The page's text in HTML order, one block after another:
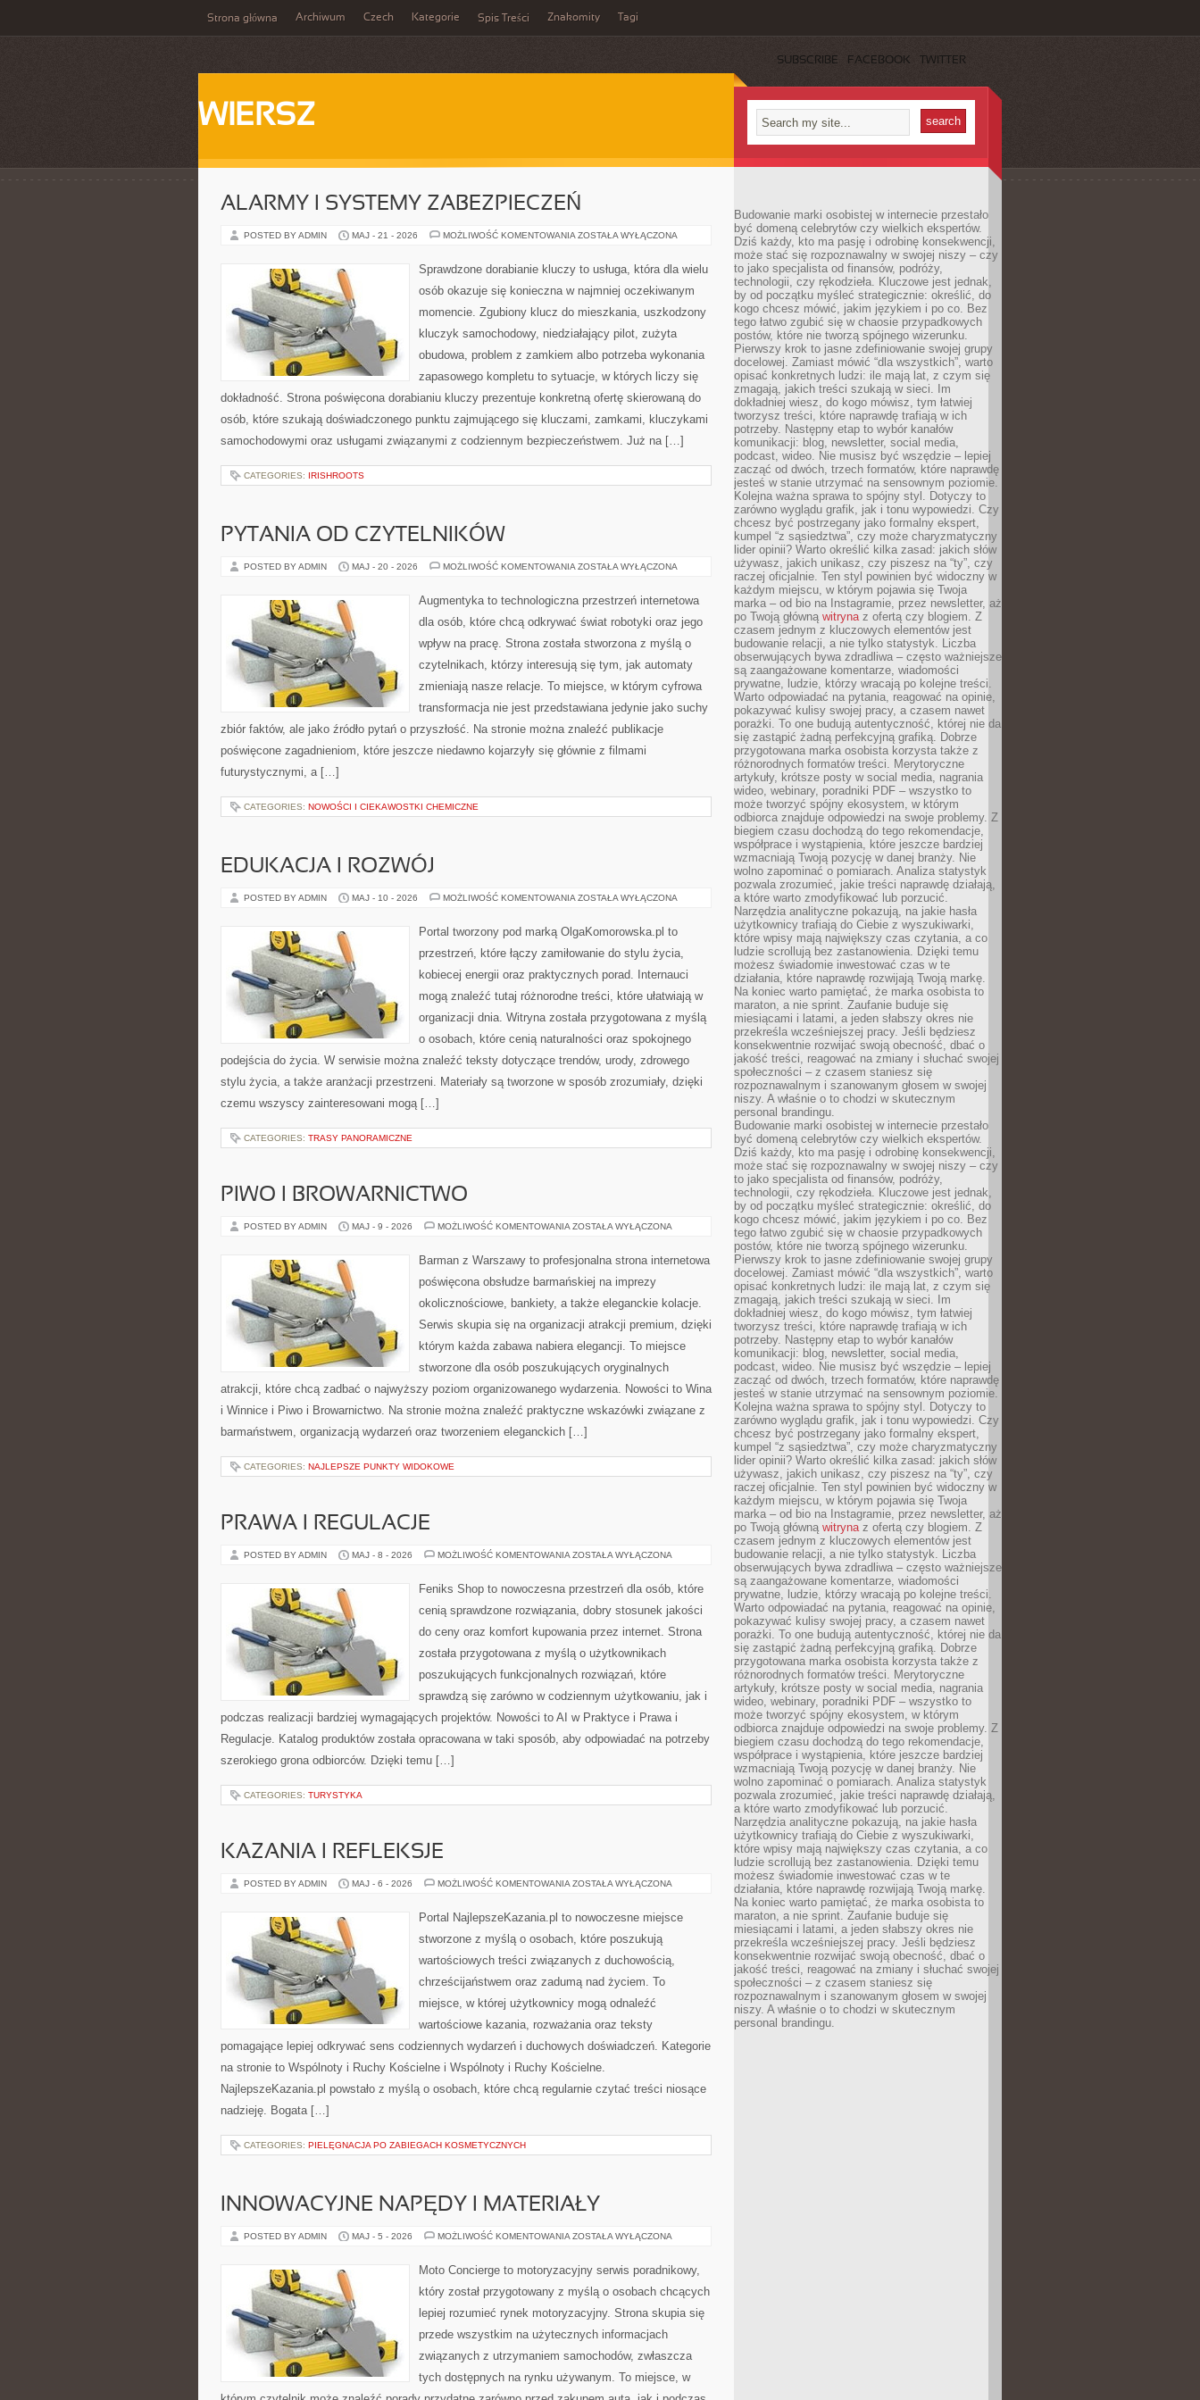
Strona główna Archiwum Czech Kategorie Spis Treści Znakomity Tagi
SUBSCRIBE FACEBOOK TWITTER
WIERSZ
ALARMY I SYSTEMY ZABEZPIECZEŃ
POSTED BY ADMIN MAJ - 21 - 2026 MOŻLIWOŚĆ KOMENTOWANIA ALARMY
ZABEZPIECZEŃ
ZOSTAŁA WYŁĄCZONA
Sprawdzone dorabianie kluczy to usługa, która dla wielu
osób okazuje się konieczna w najmniej oczekiwanym
momencie. Zgubiony klucz do mieszkania, uszkodzony
kluczyk samochodowy, niedziałający pilot, zużyta
obudowa, problem z zamkiem albo potrzeba wykonania
zapasowego kompletu to sytuacje, w których liczy się
dokładność. Strona poświęcona dorabianiu kluczy prezentuje konkretną ofertę skierowaną do
osób, które szukają doświadczonego punktu zajmującego się kluczami, zamkami, kluczykami
samochodowymi oraz usługami związanymi z codziennym bezpieczeństwem. Już na […]
CATEGORIES: IRISHROOTS
PYTANIA OD CZYTELNIKÓW
POSTED BY ADMIN MAJ - 20 - 2026 MOŻLIWOŚĆ KOMENTOWANIA PYTANIA
ZOSTAŁA WYŁĄCZONA
Augmentyka to technologiczna przestrzeń internetowa
dla osób, które chcą odkrywać świat robotyki oraz jego
wpływ na pracę. Strona została stworzona z myślą o
czytelnikach, którzy interesują się tym, jak automaty
zmieniają nasze relacje. To miejsce, w którym cyfrowa
transformacja nie jest przedstawiana jedynie jako suchy
zbiór faktów, ale jako źródło pytań o przyszłość. Na stronie można znaleźć publikacje
poświęcone zagadnieniom, które jeszcze niedawno kojarzyły się głównie z filmami
futurystycznymi, a […]
CATEGORIES: NOWOŚCI I CIEKAWOSTKI CHEMICZNE
EDUKACJA I ROZWÓJ
POSTED BY ADMIN MAJ - 10 - 2026 MOŻLIWOŚĆ KOMENTOWANIA EDUKACJA
ZOSTAŁA WYŁĄCZONA
Portal tworzony pod marką OlgaKomorowska.pl to
przestrzeń, które łączy zamiłowanie do stylu życia,
kobiecej energii oraz praktycznych porad. Internauci
mogą znaleźć tutaj różnorodne treści, które ułatwiają w
organizacji dnia. Witryna została przygotowana z myślą
o osobach, które cenią naturalności oraz spokojnego
podejścia do życia. W serwisie można znaleźć teksty dotyczące trendów, urody, zdrowego
stylu życia, a także aranżacji przestrzeni. Materiały są tworzone w sposób zrozumiały, dzięki
czemu wszyscy zainteresowani mogą […]
CATEGORIES: TRASY PANORAMICZNE
PIWO I BROWARNICTWO
POSTED BY ADMIN MAJ - 9 - 2026 MOŻLIWOŚĆ KOMENTOWANIA PIWO
ZOSTAŁA WYŁĄCZONA
Barman z Warszawy to profesjonalna strona internetowa
poświęcona obsłudze barmańskiej na imprezy
okolicznościowe, bankiety, a także eleganckie kolacje.
Serwis skupia się na organizacji atrakcji premium, dzięki
którym każda zabawa nabiera elegancji. To miejsce
stworzone dla osób poszukujących oryginalnych
atrakcji, które chcą zadbać o najwyższy poziom organizowanego wydarzenia. Nowości to Wina
i Winnice i Piwo i Browarnictwo. Na stronie można znaleźć praktyczne wskazówki związane z
barmaństwem, organizacją wydarzeń oraz tworzeniem eleganckich […]
CATEGORIES: NAJLEPSZE PUNKTY WIDOKOWE
PRAWA I REGULACJE
POSTED BY ADMIN MAJ - 8 - 2026 MOŻLIWOŚĆ KOMENTOWANIA PRAWA
ZOSTAŁA WYŁĄCZONA
Feniks Shop to nowoczesna przestrzeń dla osób, które
cenią sprawdzone rozwiązania, dobry stosunek jakości
do ceny oraz komfort kupowania przez internet. Strona
została przygotowana z myślą o użytkownikach
poszukujących funkcjonalnych rozwiązań, które
sprawdzą się zarówno w codziennym użytkowaniu, jak i
podczas realizacji bardziej wymagających projektów. Nowości to AI w Praktyce i Prawa i
Regulacje. Katalog produktów została opracowana w taki sposób, aby odpowiadać na potrzeby
szerokiego grona odbiorców. Dzięki temu […]
CATEGORIES: TURYSTYKA
KAZANIA I REFLEKSJE
POSTED BY ADMIN MAJ - 6 - 2026 MOŻLIWOŚĆ KOMENTOWANIA KAZANIA
ZOSTAŁA WYŁĄCZONA
Portal NajlepszeKazania.pl to nowoczesne miejsce
stworzone z myślą o osobach, które poszukują
wartościowych treści związanych z duchowością,
chrześcijaństwem oraz zadumą nad życiem. To
miejsce, w której użytkownicy mogą odnaleźć
wartościowe kazania, rozważania oraz teksty
pomagające lepiej odkrywać sens codziennych wydarzeń i duchowych doświadczeń. Kategorie
na stronie to Wspólnoty i Ruchy Kościelne i Wspólnoty i Ruchy Kościelne.
NajlepszeKazania.pl powstało z myślą o osobach, które chcą regularnie czytać treści niosące
nadzieję. Bogata […]
CATEGORIES: PIELĘGNACJA PO ZABIEGACH KOSMETYCZNYCH
INNOWACYJNE NAPĘDY I MATERIAŁY
POSTED BY ADMIN MAJ - 5 - 2026 MOŻLIWOŚĆ KOMENTOWANIA INNOWACYJNE
MATERIAŁY
ZOSTAŁA WYŁĄCZONA
Moto Concierge to motoryzacyjny serwis poradnikowy,
który został przygotowany z myślą o osobach chcących
lepiej rozumieć rynek motoryzacyjny. Strona skupia się
przede wszystkim na użytecznych informacjach
związanych z utrzymaniem samochodów, zwłaszcza
tych dostępnych na rynku używanym. To miejsce, w
Budowanie marki osobistej w internecie przestało
być domeną celebrytów czy wielkich ekspertów.
Dziś każdy, kto ma pasję i odrobinę konsekwencji,
może stać się rozpoznawalny w swojej niszy – czy
to jako specjalista od finansów, podróży,
technologii, czy rękodzieła. Kluczowe jest jednak,
by od początku myśleć strategicznie: określić, do
kogo chcesz mówić, jakim językiem i po co. Bez
tego łatwo zgubić się w chaosie przypadkowych
postów, które nie tworzą spójnego wizerunku.
Pierwszy krok to jasne zdefiniowanie swojej grupy
docelowej. Zamiast mówić “dla wszystkich”, warto
opisać konkretnych ludzi: ile mają lat, z czym się
zmagają, jakich treści szukają w sieci. Im
dokładniej wiesz, do kogo mówisz, tym łatwiej
tworzysz treści, które naprawdę trafiają w ich
potrzeby. Następny etap to wybór kanałów
komunikacji: blog, newsletter, social media,
podcast, wideo. Nie musisz być wszędzie – lepiej
zacząć od dwóch, trzech formatów, które naprawdę
jesteś w stanie utrzymać na sensownym poziomie.
Kolejna ważna sprawa to spójny styl. Dotyczy to
zarówno wyglądu grafik, jak i tonu wypowiedzi. Czy
chcesz być postrzegany jako formalny ekspert,
kumpel “z sąsiedztwa”, czy może charyzmatyczny
lider opinii? Warto określić kilka zasad: jakich słów
używasz, jakich unikasz, czy piszesz na “ty”, czy
raczej oficjalnie. Ten styl powinien być widoczny w
każdym miejscu, w którym pojawia się Twoja
marka – od bio na Instagramie, przez newsletter, aż
po Twoją główną witrynaz ofertą czy blogiem. Z
czasem jednym z kluczowych elementów jest
budowanie relacji, a nie tylko statystyk. Liczba
obserwujących bywa zdradliwa – często ważniejsze
są zaangażowane komentarze, wiadomości
prywatne, ludzie, którzy wracają po kolejne treści.
Warto odpowiadać na pytania, reagować na opinie,
pokazywać kulisy swojej pracy, a czasem nawet
porażki. To one budują autentyczność, której nie da
się zastąpić żadną perfekcyjną grafiką. Dobrze
przygotowana marka osobista korzysta także z
różnorodnych formatów treści. Merytoryczne
artykuły, krótsze posty w social media, nagrania
wideo, webinary, poradniki PDF – wszystko to
może tworzyć spójny ekosystem, w którym
odbiorca znajduje odpowiedzi na swoje problemy. Z
biegiem czasu dochodzą do tego rekomendacje,
współprace i wystąpienia, które jeszcze bardziej
wzmacniają Twoją pozycję w danej branży. Nie
wolno zapominać o pomiarach. Analiza statystyk
pozwala zrozumieć, jakie treści naprawdę działają,
a które warto zmodyfikować lub porzucić.
Narzędzia analityczne pokazują, na jakie hasła
użytkownicy trafiają do Ciebie z wyszukiwarki,
które wpisy mają największy czas czytania, a co
ludzie scrollują bez zastanowienia. Dzięki temu
możesz świadomie inwestować czas w te
działania, które naprawdę rozwijają Twoją markę.
Na koniec warto pamiętać, że marka osobista to
maraton, a nie sprint. Zaufanie buduje się
miesiącami i latami, a jeden słabszy okres nie
przekreśla wcześniejszej pracy. Jeśli będziesz
konsekwentnie rozwijać swoją obecność, dbać o
jakość treści, reagować na zmiany i słuchać swojej
społeczności – z czasem staniesz się
rozpoznawalnym i szanowanym głosem w swojej
niszy. A właśnie o to chodzi w skutecznym
personal brandingu.
Budowanie marki osobistej w internecie przestało
być domeną celebrytów czy wielkich ekspertów.
Dziś każdy, kto ma pasję i odrobinę konsekwencji,
może stać się rozpoznawalny w swojej niszy – czy
to jako specjalista od finansów, podróży,
technologii, czy rękodzieła. Kluczowe jest jednak,
by od początku myśleć strategicznie: określić, do
kogo chcesz mówić, jakim językiem i po co. Bez
tego łatwo zgubić się w chaosie przypadkowych
postów, które nie tworzą spójnego wizerunku.
Pierwszy krok to jasne zdefiniowanie swojej grupy
docelowej. Zamiast mówić “dla wszystkich”, warto
opisać konkretnych ludzi: ile mają lat, z czym się
zmagają, jakich treści szukają w sieci. Im
dokładniej wiesz, do kogo mówisz, tym łatwiej
tworzysz treści, które naprawdę trafiają w ich
potrzeby. Następny etap to wybór kanałów
komunikacji: blog, newsletter, social media,
podcast, wideo. Nie musisz być wszędzie – lepiej
zacząć od dwóch, trzech formatów, które naprawdę
jesteś w stanie utrzymać na sensownym poziomie.
Kolejna ważna sprawa to spójny styl. Dotyczy to
zarówno wyglądu grafik, jak i tonu wypowiedzi. Czy
chcesz być postrzegany jako formalny ekspert,
kumpel “z sąsiedztwa”, czy może charyzmatyczny
lider opinii? Warto określić kilka zasad: jakich słów
używasz, jakich unikasz, czy piszesz na “ty”, czy
raczej oficjalnie. Ten styl powinien być widoczny w
każdym miejscu, w którym pojawia się Twoja
marka – od bio na Instagramie, przez newsletter, aż
po Twoją główną witrynaz ofertą czy blogiem. Z
czasem jednym z kluczowych elementów jest
budowanie relacji, a nie tylko statystyk. Liczba
obserwujących bywa zdradliwa – często ważniejsze
są zaangażowane komentarze, wiadomości
prywatne, ludzie, którzy wracają po kolejne treści.
Warto odpowiadać na pytania, reagować na opinie,
pokazywać kulisy swojej pracy, a czasem nawet
porażki. To one budują autentyczność, której nie da
się zastąpić żadną perfekcyjną grafiką. Dobrze
przygotowana marka osobista korzysta także z
różnorodnych formatów treści. Merytoryczne
artykuły, krótsze posty w social media, nagrania
wideo, webinary, poradniki PDF – wszystko to
może tworzyć spójny ekosystem, w którym
odbiorca znajduje odpowiedzi na swoje problemy. Z
biegiem czasu dochodzą do tego rekomendacje,
współprace i wystąpienia, które jeszcze bardziej
wzmacniają Twoją pozycję w danej branży. Nie
wolno zapominać o pomiarach. Analiza statystyk
pozwala zrozumieć, jakie treści naprawdę działają,
a które warto zmodyfikować lub porzucić.
Narzędzia analityczne pokazują, na jakie hasła
użytkownicy trafiają do Ciebie z wyszukiwarki,
które wpisy mają największy czas czytania, a co
ludzie scrollują bez zastanowienia. Dzięki temu
możesz świadomie inwestować czas w te
działania, które naprawdę rozwijają Twoją markę.
Na koniec warto pamiętać, że marka osobista to
maraton, a nie sprint. Zaufanie buduje się
miesiącami i latami, a jeden słabszy okres nie
przekreśla wcześniejszej pracy. Jeśli będziesz
konsekwentnie rozwijać swoją obecność, dbać o
jakość treści, reagować na zmiany i słuchać swojej
społeczności – z czasem staniesz się
rozpoznawalnym i szanowanym głosem w swojej
niszy. A właśnie o to chodzi w skutecznym
personal brandingu.